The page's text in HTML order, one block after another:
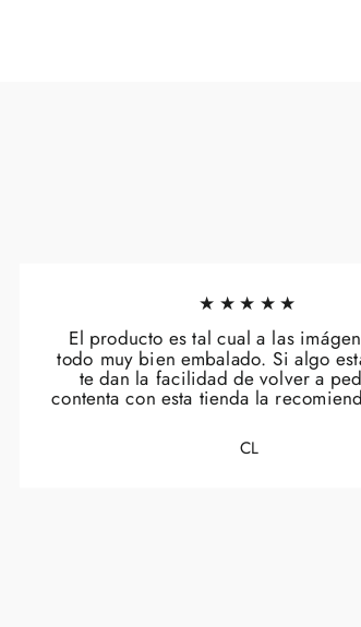
★★★★★
El producto es tal cual a las
todo muy bien embalado. Si algo
te dan la facilidad de volver a
contenta con esta tienda la
CL